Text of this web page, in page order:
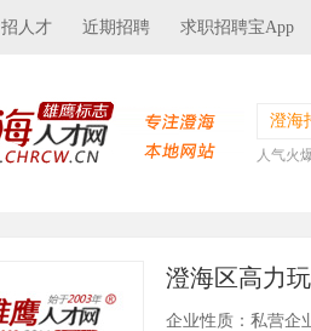
招人才 近期招聘 求职招聘宝App
澄海
人气火
澄海区高力
企业性质：私营企